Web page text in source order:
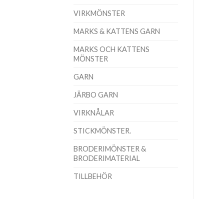
VIRKMÖNSTER
MARKS & KATTENS GARN
MARKS OCH KATTENS
MÖNSTER
GARN
JÄRBO GARN
VIRKNÅLAR
STICKMÖNSTER.
BRODERIMÖNSTER &
BRODERIMATERIAL
TILLBEHÖR